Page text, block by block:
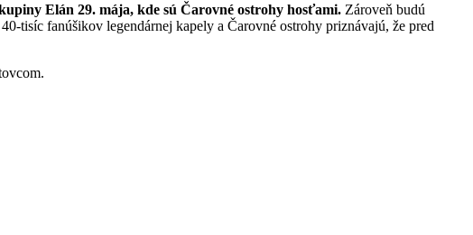
Elán 29. mája, kde sú Čarovné ostrohy hosťami. Zároveň budú
tisíc fanúšikov legendárnej kapely a Čarovné ostrohy priznávajú, že pred